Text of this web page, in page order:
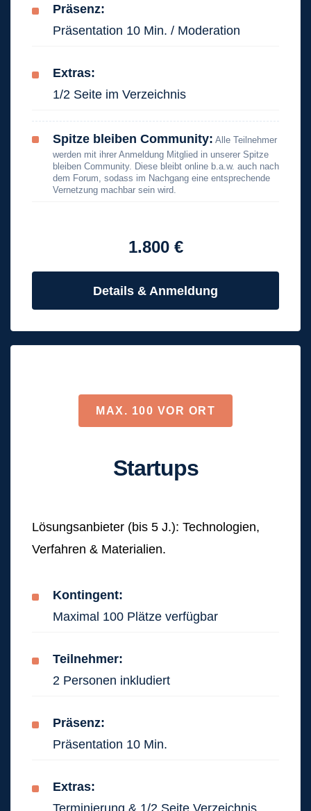
Präsenz:
Präsentation 10 Min. / Moderation
Extras:
1/2 Seite im Verzeichnis
Spitze bleiben Community: Alle Teilnehmer
werden mit ihrer Anmeldung Mitglied in unserer Spitze
bleiben Community. Diese bleibt online b.a.w. auch nach
dem Forum, sodass im Nachgang eine entsprechende
Vernetzung machbar sein wird.
1.800 €
Details & Anmeldung
MAX. 100 VOR ORT
Startups
Lösungsanbieter (bis 5 J.): Technologien,
Verfahren & Materialien.
Kontingent:
Maximal 100 Plätze verfügbar
Teilnehmer:
2 Personen inkludiert
Präsenz:
Präsentation 10 Min.
Extras: